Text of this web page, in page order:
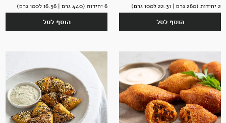
2 יחידות (260 גרם | 22.31 ל100 גרם)
הוסף לסל
6 יחידות (440 גרם | 16.36 ל100 גרם)
הוסף לסל